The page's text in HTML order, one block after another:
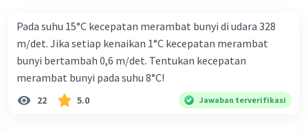
# E3 = F3/A3 x L03/ΔL3
E3 = 6 x 10 -3x 10/3,14 x 10 x 50 x 10 / 10
E3 = 96 N/m
Dengan demikian, urutan modulus young dari
terbesar adalah 2, 3 dan 1.
Pada suhu 15°C kecepatan merambat bunyi di udara 328
m/det. Jika setiap kenaikan 1°C kecepatan merambat
bunyi bertambah 0,6 m/det. Tentukan kecepatan
merambat bunyi pada suhu 8°C!
22 5.0 Jawaban terverifikasi